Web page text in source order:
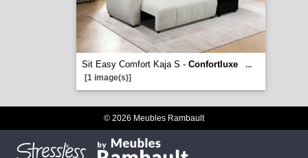
Sit Easy Comfort Kaja S - Confortluxe
...
[1 image(s)]
© 2026 Meubles Rambault